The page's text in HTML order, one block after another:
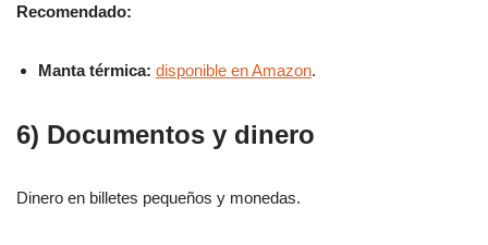
Recomendado:
Manta térmica: disponible en Amazon.
6) Documentos y dinero
Dinero en billetes pequeños y monedas.